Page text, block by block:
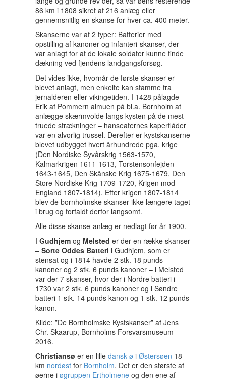
86 km i 1808 sikret af 216 anlæg eller
gennemsnitlig en skanse for hver ca. 400 meter.
Skanserne var af 2 typer: Batterier med
opstilling af kanoner og infanteri-skanser, der
var anlagt for at de lokale soldater kunne finde
dækning ved fjendens landgangsforsøg.
Det vides ikke, hvornår de første skanser er
blevet anlagt, men enkelte kan stamme fra
jernalderen eller vikingetiden. I 1428 pålagde
Erik af Pommern almuen på bl.a. Bornholm at
anlægge skærmvolde langs kysten på de mest
truede strækninger – hanseaternes kaperflåder
var en alvorlig trussel. Derefter er kystskanserne
blevet udbygget hvert århundrede pga. krige
(Den Nordiske Syvårskrig 1563-1570,
Kalmarkrigen 1611-1613, Torstensonfejden
1643-1645, Den Skånske Krig 1675-1679, Den
Store Nordiske Krig 1709-1720, Krigen mod
England 1807-1814). Efter krigen 1807-1814
blev de bornholmske skanser ikke længere taget
i brug og forfaldt derfor langsomt.
Alle disse skanse-anlæg er nedlagt før år 1900.
I Gudhjem og Melsted er der en række skanser
– Sorte Oddes Batteri i Gudhjem, som er
stensat og i 1814 havde 2 stk. 18 punds
kanoner og 2 stk. 6 punds kanoner – i Melsted
var der 7 skanser, hvor der i Nordre batteri i
1730 var 2 stk. 6 punds kanoner og i Søndre
batteri 1 stk. 14 punds kanon og 1 stk. 12 punds
kanon.
Kilde: ”De Bornholmske Kystskanser” af Jens
Chr. Skaarup, Bornholms Forsvarsmuseum
2016.
Christiansø er en lille dansk ø i Østersøen 18
km nordøst for Bornholm. Det er den største af
øerne i øgruppen Ertholmene og den ene af